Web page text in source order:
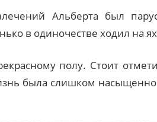
Альберта был
в одиночестве ходил на
полу. Стоит
была слишком